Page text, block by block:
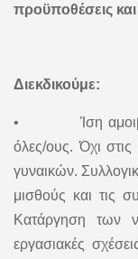
προϋποθέσεις
Διεκδικούμε:
• Ίση αμοιβή
όλες/ους. Όχι
γυναικών.
μισθούς και τις
Κατάργηση των
εργασιακές